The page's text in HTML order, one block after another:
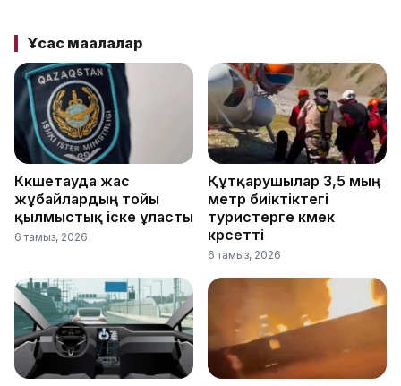
Ұқсас мақалалар
Көкшетауда жас
жұбайлардың тойы
қылмыстық іске ұласты
6 тамыз, 2026
Құтқарушылар 3,5 мың
метр биіктіктегі
туристерге көмек
көрсетті
6 тамыз, 2026